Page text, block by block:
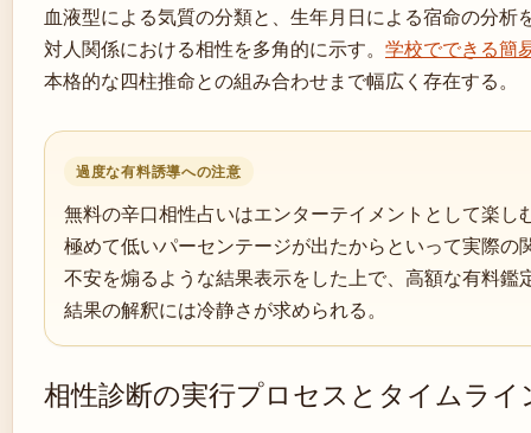
血液型による気質の分類と、生年月日による宿命の分
対人関係における相性を多角的に示す。 学校でできる簡
本格的な四柱推命との組み合わせまで幅広く存在する。
過度な有料誘導への注意
無料の辛口相性占いはエンターテイメントとして楽し
極めて低いパーセンテージが出たからといって実際
不安を煽るような結果表示をした上で、高額な有料
結果の解釈には冷静さが求められる。
相性診断の実行プロセスとタイムライ